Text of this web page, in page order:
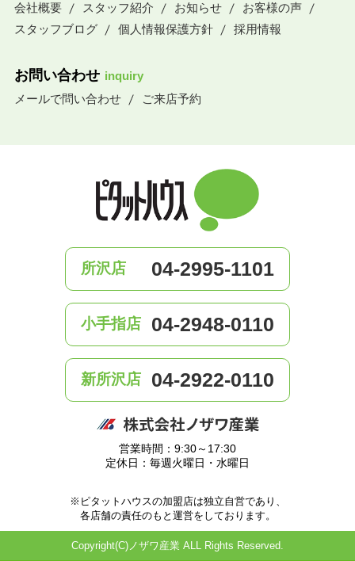
会社概要
スタッフ紹介 お知らせ
お客様の声
スタッフブログ
個人情報保護方針 採用情報
お問い合わせ inquiry
メールで問い合わせ
ご来店予約
所沢店 04-2995-1101
小手指店 04-2948-0110
新所沢店 04-2922-0110
営業時間：9:30～17:30
定休日：毎週火曜日・水曜日
※ピタットハウスの加盟店は独立自営であり、
各店舗の責任のもと運営をしております。
Copyright(C)ノザワ産業 ALL Rights Reserved.